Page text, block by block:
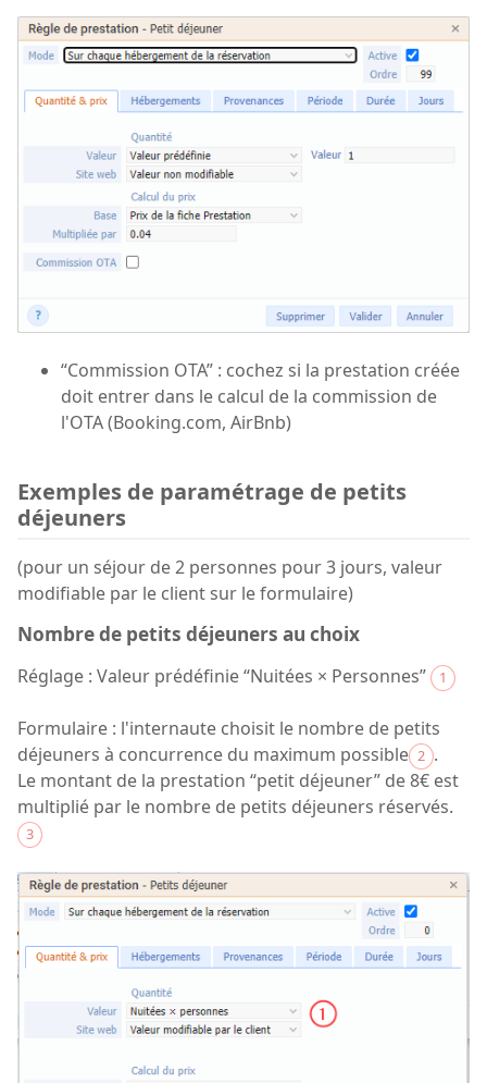
“Commission OTA” : cochez si la prestation créée
doit entrer dans le calcul de la commission de
l'OTA (Booking.com, AirBnb)
Exemples de paramétrage de petits
déjeuners
(pour un séjour de 2 personnes pour 3 jours, valeur
modifiable par le client sur le formulaire)
Nombre de petits déjeuners au choix
Réglage : Valeur prédéfinie “Nuitées × Personnes” 1
Formulaire : l'internaute choisit le nombre de petits
déjeuners à concurrence du maximum possible 2 .
Le montant de la prestation “petit déjeuner” de 8€ est
multiplié par le nombre de petits déjeuners réservés.
3